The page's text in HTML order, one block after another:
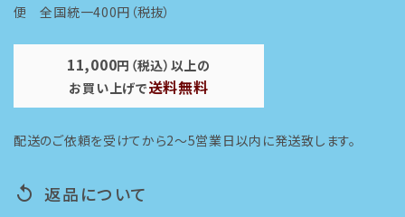
便 全国統一400円（税抜）
11,000円（税込）以上の
お買い上げで送料無料
配送のご依頼を受けてから2～5営業日以内に発送致します。
replay 返品について